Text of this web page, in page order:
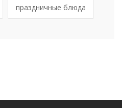
праздничные блюда